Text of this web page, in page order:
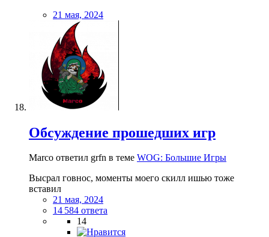
21 мая, 2024
Обсуждение прошедших игр
Marco ответил grfn в теме WOG: Большие Игры
Высрал говнос, моменты моего скилл ишью тоже
вставил
21 мая, 2024
14 584 ответа
14